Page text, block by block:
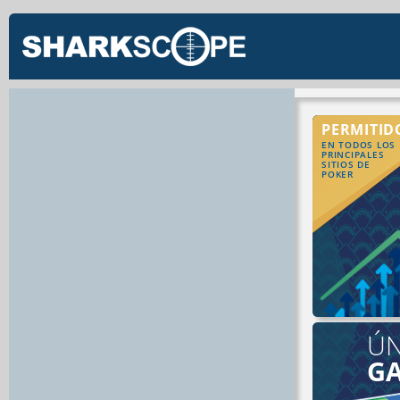
EN TODOS LOS
PRINCIPALES
SITIOS DE
POKER